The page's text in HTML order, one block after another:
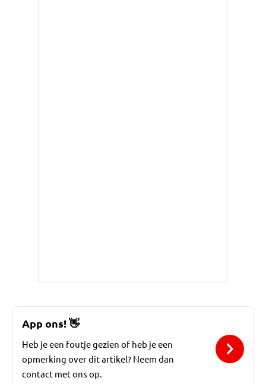
App ons!👋
Heb je een foutje gezien of heb je een
opmerking over dit artikel? Neem dan
contact met ons op.